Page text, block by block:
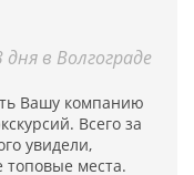
в Волгограде
Вашу компанию
Всего за
увидели,
топовые места.